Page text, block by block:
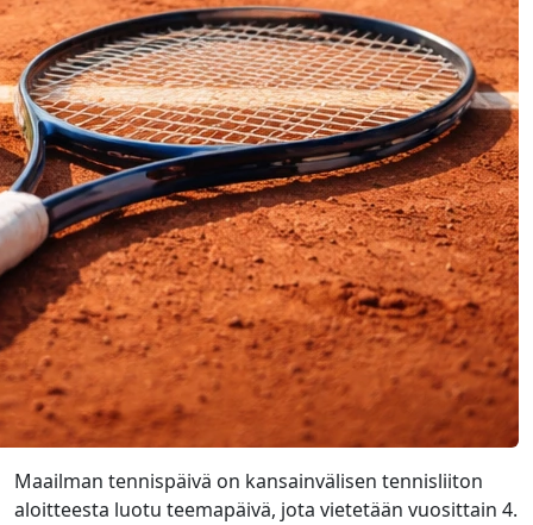
Maailman tennispäivä on kansainvälisen tennisliiton
aloitteesta luotu teemapäivä, jota vietetään vuosittain 4.